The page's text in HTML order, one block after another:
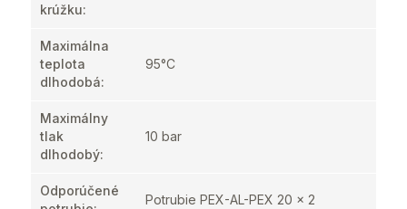
krúžku:
Maximálna
teplota
dlhodobá:
95°C
Maximálny
tlak
dlhodobý:
10 bar
Odporúčené
Potrubie PEX-AL-PEX 20 x 2